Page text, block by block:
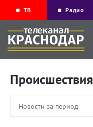
ТВ Радио
Происшествия